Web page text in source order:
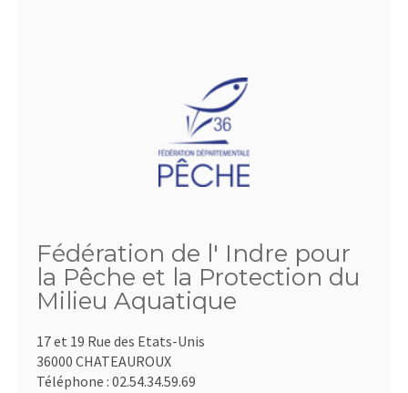
Fédération de l' Indre pour
la Pêche et la Protection du
Milieu Aquatique
17 et 19 Rue des Etats-Unis
36000 CHATEAUROUX
Téléphone : 02.54.34.59.69